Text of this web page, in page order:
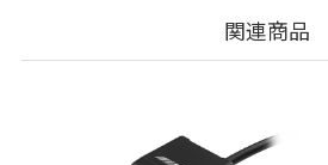
関連商品